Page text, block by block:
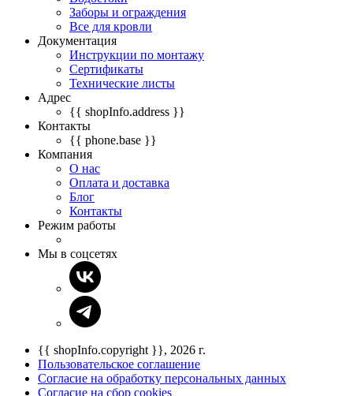
Заборы и ограждения
Все для кровли
Документация
Инструкции по монтажу
Сертификаты
Технические листы
Адрес
{{ shopInfo.address }}
Контакты
{{ phone.base }}
Компания
О нас
Оплата и доставка
Блог
Контакты
Режим работы
Мы в соцсетях
{{ shopInfo.copyright }}, 2026 г.
Пользовательское соглашение
Согласие на обработку персональных данных
Согласие на сбор cookies